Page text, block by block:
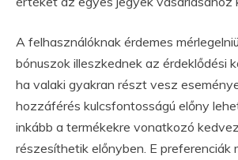
A felhasználóknak érdemes
bónuszok illeszkednek az érdeklődési
ha valaki gyakran részt vesz
hozzáférés kulcsfontosságú előny
inkább a termékekre vonatkozó
részesíthetik előnyben. E preferenciák